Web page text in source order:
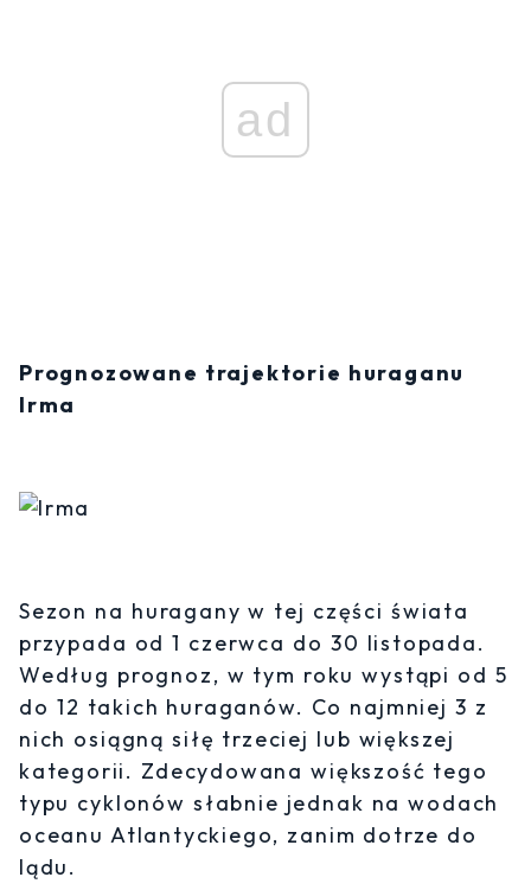
ad
Prognozowane trajektorie huraganu
Irma
Sezon na huragany w tej części świata
przypada od 1 czerwca do 30 listopada.
Według prognoz, w tym roku wystąpi od 5
do 12 takich huraganów. Co najmniej 3 z
nich osiągną siłę trzeciej lub większej
kategorii. Zdecydowana większość tego
typu cyklonów słabnie jednak na wodach
oceanu Atlantyckiego, zanim dotrze do
lądu.